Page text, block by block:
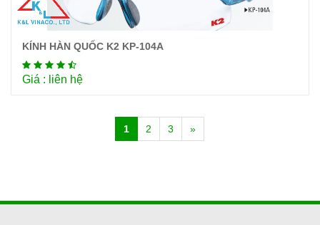
Chi tiết
KÍNH HÀN QUỐC K2 KP-104A
Giá : liên hệ
1 2 3 »